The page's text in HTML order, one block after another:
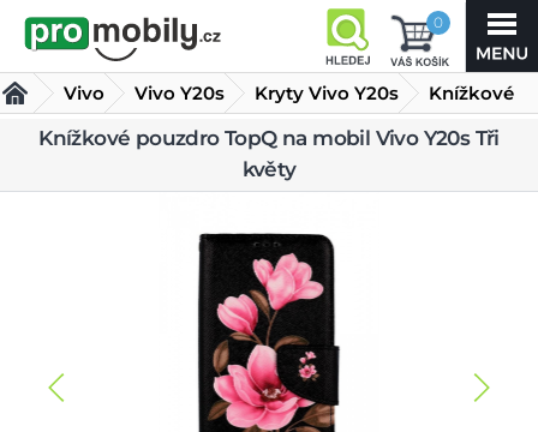
0
Vivo Vivo Y20s Kryty Vivo Y20s
Knížkové
pouzdro
TopQ na mobil Vivo Y20s Tři květy
Knížkové pouzdro TopQ na mobil Vivo Y20s Tři
květy